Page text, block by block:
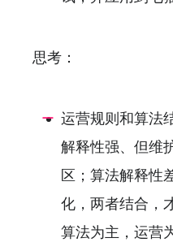
思考：
运营规则和算法
解释性强、但维
区；算法解释性
化，两者结合，
算法为主，运营